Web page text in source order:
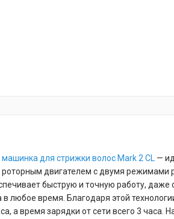
для стрижки волос Mark 2 CL —
двигателем с двумя режимами
быструю и точную работу,
в любое время. Благодаря этой
а время зарядки от сети всего 3